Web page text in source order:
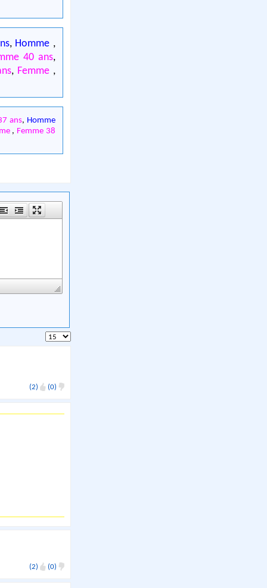
, Homme ,
40 ans,
, Femme ,
ans, Homme
, Femme 38
(2) (0)
(2) (0)